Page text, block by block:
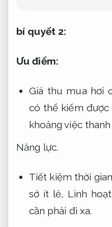
bí quyết 2:
Ưu điểm:
Giá thu mua hơi
có thể kiếm được
khoảng việc
Năng lực.
Tiết kiệm thời
sở ít lẻ, Linh
cần phải đi xa.